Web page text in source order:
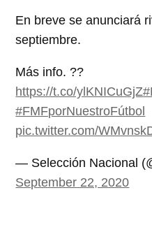
En breve se anunciará
septiembre.
Más info. ??
https://t.co/ylKNICuGjZ
#FMFporNuestroFútbol
pic.twitter.com/
— Selección Nacional
September 22, 2020